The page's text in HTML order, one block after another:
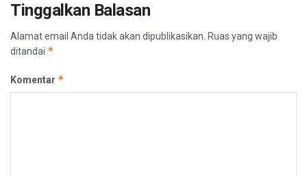
Tinggalkan Balasan
Alamat email Anda tidak akan dipublikasikan. Ruas yang wajib
ditandai *
Komentar *